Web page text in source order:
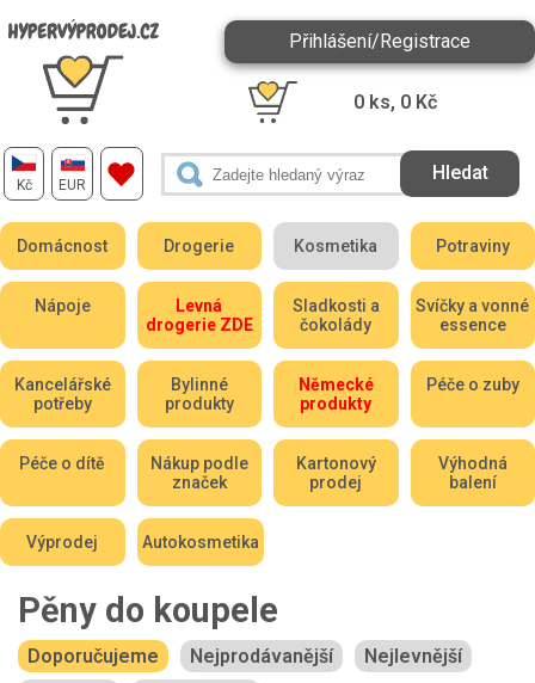
Kč EUR
Přihlášení/Registrace
0 ks, 0 Kč
Domácnost Drogerie Kosmetika Potraviny
Nápoje
Levná
drogerie ZDE
Sladkosti a
čokolády
Svíčky a vonné
essence
Kancelářské
potřeby
Bylinné
produkty
Německé
produkty
Péče o zuby
Péče o dítě
Nákup podle
značek
Kartonový
prodej
Výhodná
balení
Výprodej Autokosmetika
Pěny do koupele
Doporučujeme Nejprodávanější
Nejlevnější